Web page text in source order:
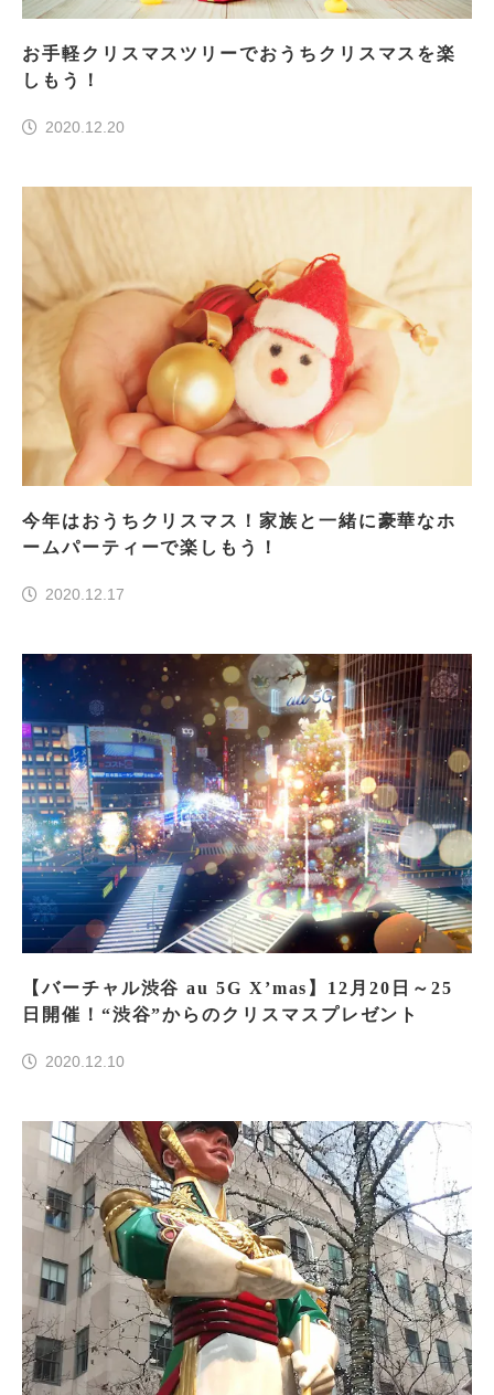
お手軽クリスマスツリーでおうちクリスマスを楽
しもう！
2020.12.20
今年はおうちクリスマス！家族と一緒に豪華なホ
ームパーティーで楽しもう！
2020.12.17
【バーチャル渋谷 au 5G X’mas】12月20日～25
日開催！“渋谷”からのクリスマスプレゼント
2020.12.10